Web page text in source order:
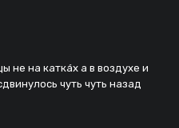
не на каткáх а в воздухе и
чуть чуть назад